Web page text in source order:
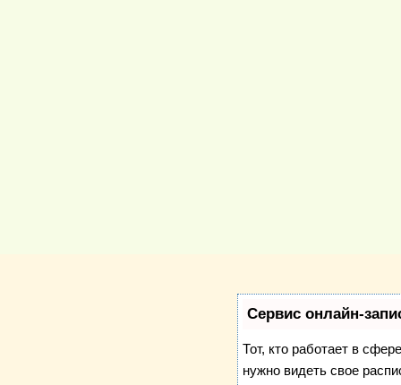
Сервис онлайн-
Тот, кто работает в
нужно видеть свое